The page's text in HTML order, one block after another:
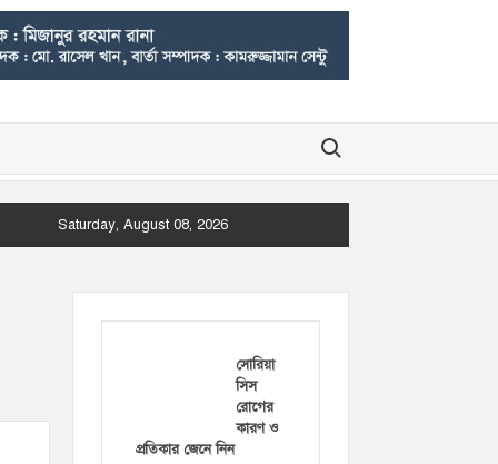
Search for:
Saturday, August 08, 2026
সোরিয়া
সিস
রোগের
কারণ ও
প্রতিকার জেনে নিন